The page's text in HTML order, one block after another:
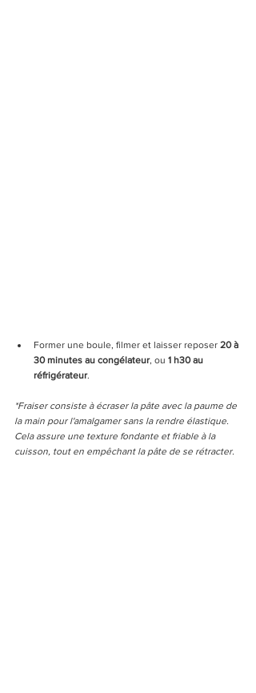
Former une boule, filmer et laisser reposer 20 à
30 minutes au congélateur, ou 1 h30 au
réfrigérateur.
*Fraiser consiste à écraser la pâte avec la paume de
la main pour l'amalgamer sans la rendre élastique.
Cela assure une texture fondante et friable à la
cuisson, tout en empêchant la pâte de se rétracter.